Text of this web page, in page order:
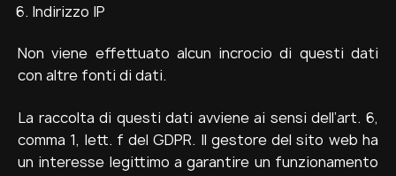
Indirizzo IP
Non viene effettuato alcun incrocio di questi dati
con altre fonti di dati.
La raccolta di questi dati avviene ai sensi dell’art. 6,
comma 1, lett. f del GDPR. Il gestore del sito web ha
un interesse legittimo a garantire un funzionamento